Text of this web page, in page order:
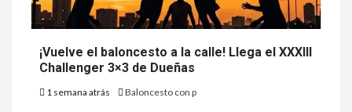
¡Vuelve el baloncesto a la calle! Llega el XXXIII
Challenger 3×3 de Dueñas
1 semana atrás Baloncesto con p